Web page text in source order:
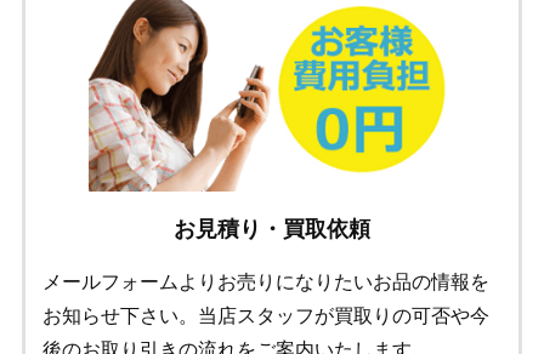
お見積り・買取依頼
メールフォームよりお売りになりたいお品の情報を
お知らせ下さい。当店スタッフが買取りの可否や今